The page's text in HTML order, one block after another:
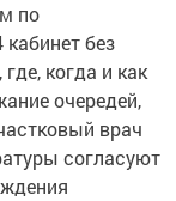
по
без
когда и как
очередей,
врач
согласуют